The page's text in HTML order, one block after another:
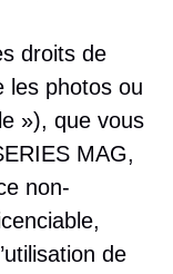
droits de
les photos ou
»), que vous
MAG,
non-
de